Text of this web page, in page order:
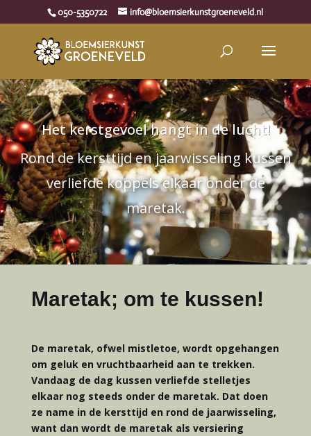
050-5350722 info@bloemsierkunstgroeneveld.nl
Het kerstgevoel hangt in de lucht!
Rond de kersttijd en jaarwisseling kussen
verliefde koppels elkaar onder de
maretak.
Maretak; om te kussen!
De maretak, ofwel mistletoe, wordt opgehangen
om geluk en vruchtbaarheid aan te trekken.
Vandaag de dag kussen verliefde stelletjes
elkaar nog steeds onder de maretak. Dat doen
ze name in de kersttijd en rond de jaarwisseling,
want dan wordt de maretak als versiering